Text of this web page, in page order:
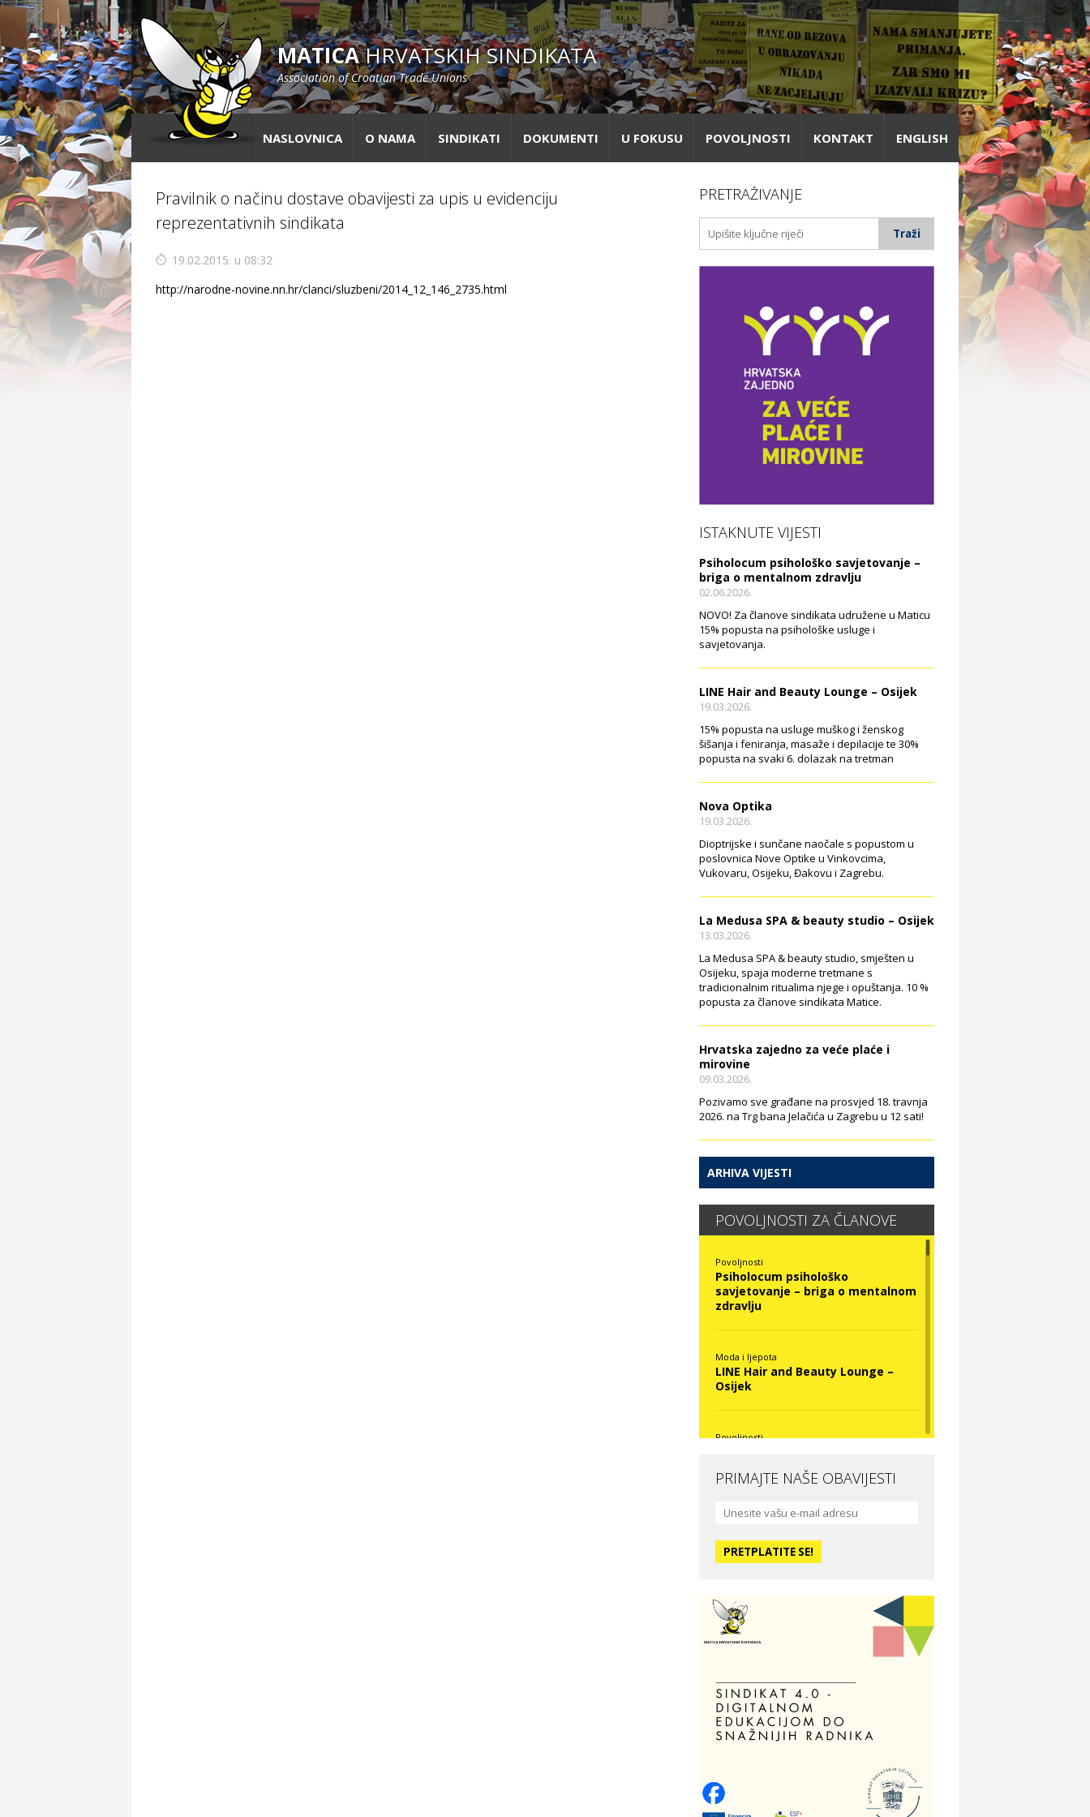
MATICAHRVATSKIH SINDIKATA
Association of Croatian Trade Unions
NASLOVNICA O NAMA SINDIKATI DOKUMENTI U FOKUSU POVOLJNOSTI KONTAKT ENGLISH
Pravilnik o načinu dostave obavijesti za upis u evidenciju
reprezentativnih sindikata
19.02.2015. u 08:32
http://narodne-novine.nn.hr/clanci/sluzbeni/2014_12_146_2735.html
PRETRAŽIVANJE
ISTAKNUTE VIJESTI
Psiholocum psihološko savjetovanje –
briga o mentalnom zdravlju
02.06.2026.
NOVO! Za članove sindikata udružene u Maticu
15% popusta na psihološke usluge i
savjetovanja.
LINE Hair and Beauty Lounge – Osijek
19.03.2026.
15% popusta na usluge muškog i ženskog
šišanja i feniranja, masaže i depilacije te 30%
popusta na svaki 6. dolazak na tretman
Nova Optika
19.03.2026.
Dioptrijske i sunčane naočale s popustom u
poslovnica Nove Optike u Vinkovcima,
Vukovaru, Osijeku, Đakovu i Zagrebu.
La Medusa SPA & beauty studio – Osijek
13.03.2026.
La Medusa SPA & beauty studio, smješten u
Osijeku, spaja moderne tretmane s
tradicionalnim ritualima njege i opuštanja. 10 %
popusta za članove sindikata Matice.
Hrvatska zajedno za veće plaće i
mirovine
09.03.2026.
Pozivamo sve građane na prosvjed 18. travnja
2026. na Trg bana Jelačića u Zagrebu u 12 sati!
ARHIVA VIJESTI
POVOLJNOSTI ZA ČLANOVE
Povoljnosti
Psiholocum psihološko
savjetovanje – briga o mentalnom
zdravlju
Moda i ljepota
LINE Hair and Beauty Lounge –
Osijek
Povoljnosti
La Medusa SPA & beauty studio –
Hotel Vila Ružica Crikvenica
Odmor
Villa Baranja – popust na smještaj
Povoljnosti
Optika Adrialeće – online i fizičke
optike
PRIMAJTE NAŠE OBAVIJESTI